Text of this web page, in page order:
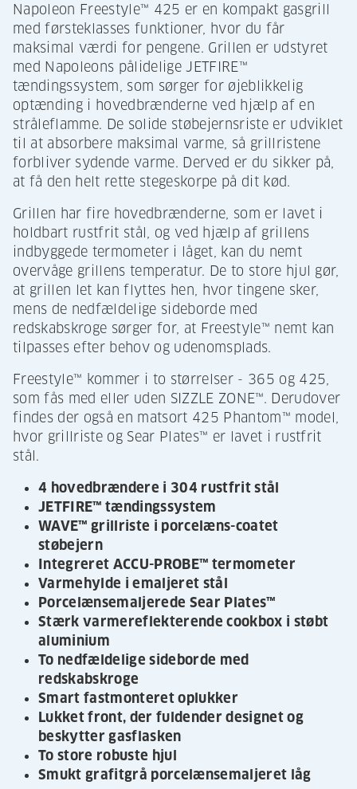
Napoleon Freestyle™ 425 er en kompakt gasgrill
med førsteklasses funktioner, hvor du får
maksimal værdi for pengene. Grillen er udstyret
med Napoleons pålidelige JETFIRE™
tændingssystem, som sørger for øjeblikkelig
optænding i hovedbrænderne ved hjælp af en
stråleflamme. De solide støbejernsriste er udviklet
til at absorbere maksimal varme, så grillristene
forbliver sydende varme. Derved er du sikker på,
at få den helt rette stegeskorpe på dit kød.
Grillen har fire hovedbrænderne, som er lavet i
holdbart rustfrit stål, og ved hjælp af grillens
indbyggede termometer i låget, kan du nemt
overvåge grillens temperatur. De to store hjul gør,
at grillen let kan flyttes hen, hvor tingene sker,
mens de nedfældelige sideborde med
redskabskroge sørger for, at Freestyle™ nemt kan
tilpasses efter behov og udenomsplads.
Freestyle™ kommer i to størrelser - 365 og 425,
som fås med eller uden SIZZLE ZONE™. Derudover
findes der også en matsort 425 Phantom™ model,
hvor grillriste og Sear Plates™ er lavet i rustfrit
stål.
4 hovedbrændere i 304 rustfrit stål
JETFIRE™ tændingssystem
WAVE™ grillriste i porcelæns-coatet
støbejern
Integreret ACCU-PROBE™ termometer
Varmehylde i emaljeret stål
Porcelænsemaljerede Sear Plates™
Stærk varmereflekterende cookbox i støbt
aluminium
To nedfældelige sideborde med
redskabskroge
Smart fastmonteret oplukker
Lukket front, der fuldender designet og
beskytter gasflasken
To store robuste hjul
Smukt grafitgrå porcelænsemaljeret låg